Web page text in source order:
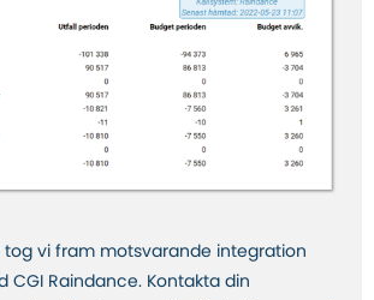
tog vi fram motsvarande integration
CGI Raindance. Kontakta din